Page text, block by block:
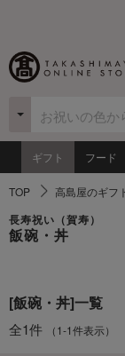
ギフト フード
TOP 高島屋のギフ
長寿祝い（賀寿）
飯碗・丼
[飯碗・丼]一覧
全1件 （1-1件表示）